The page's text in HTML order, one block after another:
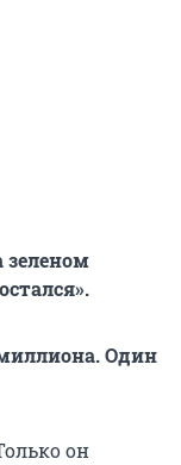
зеленом
Один
он